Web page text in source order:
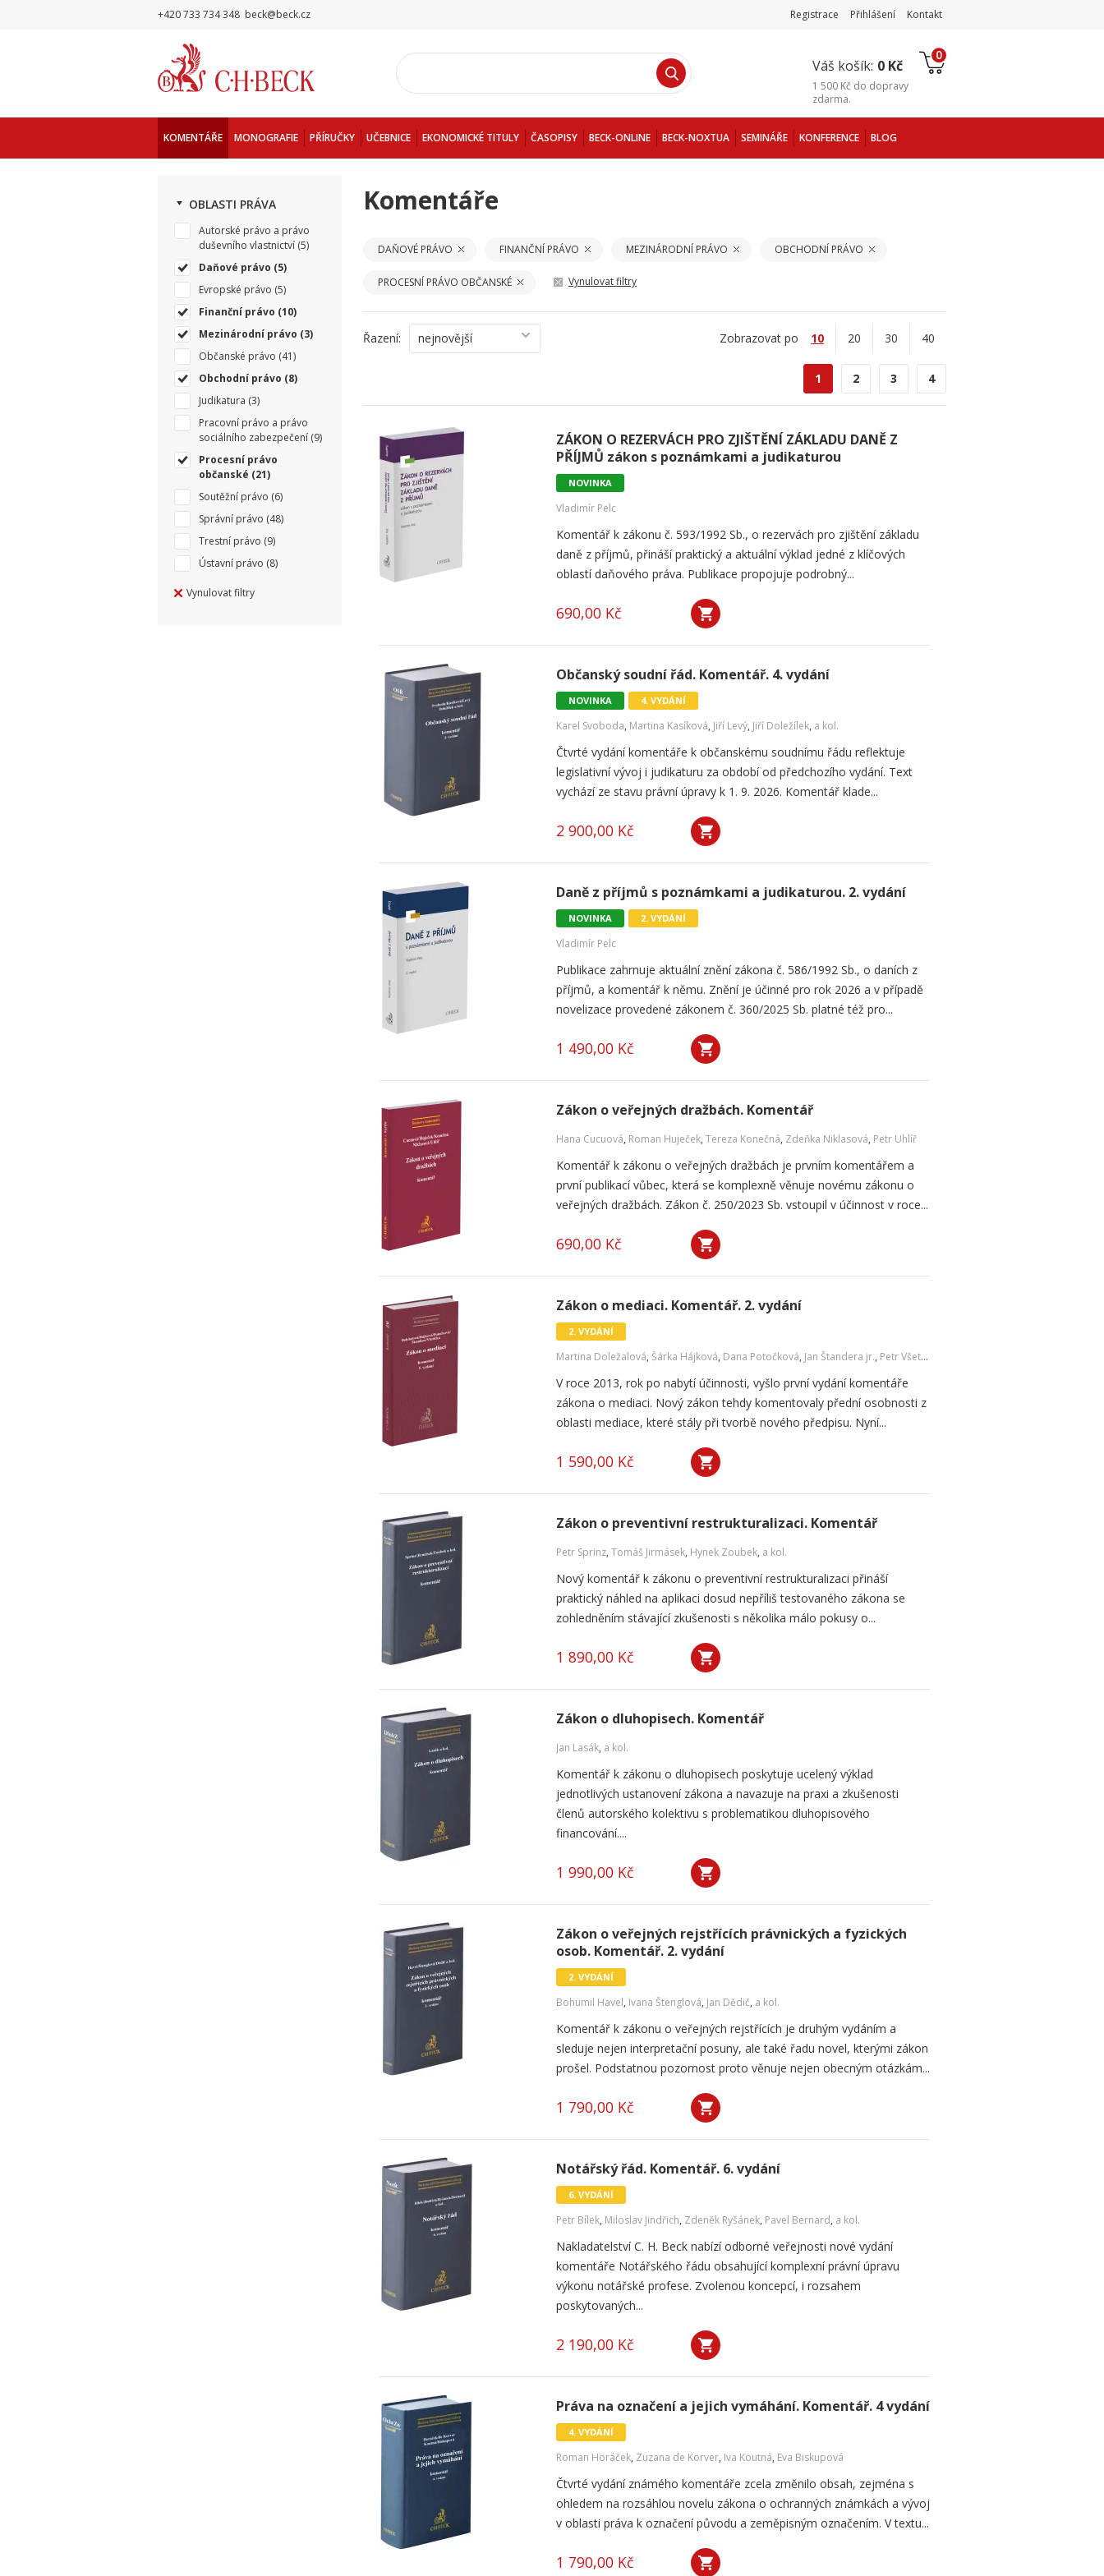
+420 733 734 348 beck@beck.cz Registrace Přihlášení Kontakt
Váš košík: 0 Kč
0
1 500 Kč do dopravy
zdarma.
KOMENTÁŘE MONOGRAFIE PŘÍRUČKY UČEBNICE EKONOMICKÉ TITULY ČASOPISY BECK-ONLINE BECK-NOXTUA SEMINÁŘE KONFERENCE BLOG
OBLASTI PRÁVA
Autorské právo a právo
duševního vlastnictví (5)
Daňové právo (5)
Evropské právo (5)
Finanční právo (10)
Mezinárodní právo (3)
Občanské právo (41)
Obchodní právo (8)
Judikatura (3)
Pracovní právo a právo
sociálního zabezpečení (9)
Procesní právo
občanské (21)
Soutěžní právo (6)
Správní právo (48)
Trestní právo (9)
Ústavní právo (8)
Vynulovat filtry
Komentáře
DAŇOVÉ PRÁVO FINANČNÍ PRÁVO MEZINÁRODNÍ PRÁVO OBCHODNÍ PRÁVO
PROCESNÍ PRÁVO OBČANSKÉ Vynulovat filtry
Řazení: nejnovější Zobrazovat po 10 20 30 40
1 2 3 4
ZÁKON O REZERVÁCH PRO ZJIŠTĚNÍ ZÁKLADU DANĚ Z
PŘÍJMŮ zákon s poznámkami a judikaturou
NOVINKA
Vladimír Pelc
Komentář k zákonu č. 593/1992 Sb., o rezervách pro zjištění základu
daně z příjmů, přináší praktický a aktuální výklad jedné z klíčových
oblastí daňového práva. Publikace propojuje podrobný...
690,00 Kč
Občanský soudní řád. Komentář. 4. vydání
NOVINKA 4. VYDÁNÍ
Karel Svoboda, Martina Kasíková, Jiří Levý, Jiří Doležílek, a kol.
Čtvrté vydání komentáře k občanskému soudnímu řádu reflektuje
legislativní vývoj i judikaturu za období od předchozího vydání. Text
vychází ze stavu právní úpravy k 1. 9. 2026. Komentář klade...
2 900,00 Kč
Daně z příjmů s poznámkami a judikaturou. 2. vydání
NOVINKA 2. VYDÁNÍ
Vladimír Pelc
Publikace zahrnuje aktuální znění zákona č. 586/1992 Sb., o daních z
příjmů, a komentář k němu. Znění je účinné pro rok 2026 a v případě
novelizace provedené zákonem č. 360/2025 Sb. platné též pro...
1 490,00 Kč
Zákon o veřejných dražbách. Komentář
Hana Cucuová, Roman Huječek, Tereza Konečná, Zdeňka Niklasová, Petr Uhlíř
Komentář k zákonu o veřejných dražbách je prvním komentářem a
první publikací vůbec, která se komplexně věnuje novému zákonu o
veřejných dražbách. Zákon č. 250/2023 Sb. vstoupil v účinnost v roce...
690,00 Kč
Zákon o mediaci. Komentář. 2. vydání
2. VYDÁNÍ
Martina Doležalová, Šárka Hájková, Dana Potočková, Jan Štandera jr., Petr Všetička
V roce 2013, rok po nabytí účinnosti, vyšlo první vydání komentáře
zákona o mediaci. Nový zákon tehdy komentovaly přední osobnosti z
oblasti mediace, které stály při tvorbě nového předpisu. Nyní...
1 590,00 Kč
Zákon o preventivní restrukturalizaci. Komentář
Petr Sprinz, Tomáš Jirmásek, Hynek Zoubek, a kol.
Nový komentář k zákonu o preventivní restrukturalizaci přináší
praktický náhled na aplikaci dosud nepříliš testovaného zákona se
zohledněním stávající zkušenosti s několika málo pokusy o...
1 890,00 Kč
Zákon o dluhopisech. Komentář
Jan Lasák, a kol.
Komentář k zákonu o dluhopisech poskytuje ucelený výklad
jednotlivých ustanovení zákona a navazuje na praxi a zkušenosti
členů autorského kolektivu s problematikou dluhopisového
financování....
1 990,00 Kč
Zákon o veřejných rejstřících právnických a fyzických
osob. Komentář. 2. vydání
2. VYDÁNÍ
Bohumil Havel, Ivana Štenglová, Jan Dědič, a kol.
Komentář k zákonu o veřejných rejstřících je druhým vydáním a
sleduje nejen interpretační posuny, ale také řadu novel, kterými zákon
prošel. Podstatnou pozornost proto věnuje nejen obecným otázkám...
1 790,00 Kč
Notářský řád. Komentář. 6. vydání
6. VYDÁNÍ
Petr Bílek, Miloslav Jindřich, Zdeněk Ryšánek, Pavel Bernard, a kol.
Nakladatelství C. H. Beck nabízí odborné veřejnosti nové vydání
komentáře Notářského řádu obsahující komplexní právní úpravu
výkonu notářské profese. Zvolenou koncepcí, i rozsahem
poskytovaných...
2 190,00 Kč
Práva na označení a jejich vymáhání. Komentář. 4 vydání
4. VYDÁNÍ
Roman Horáček, Zuzana de Korver, Iva Koutná, Eva Biskupová
Čtvrté vydání známého komentáře zcela změnilo obsah, zejména s
ohledem na rozsáhlou novelu zákona o ochranných známkách a vývoj
v oblasti práva k označení původu a zeměpisným označením. V textu...
1 790,00 Kč